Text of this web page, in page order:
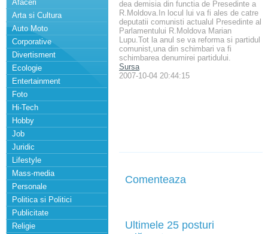
Afaceri
Arta si Cultura
Auto Moto
Corporative
Divertisment
Ecologie
Entertainment
Foto
Hi-Tech
Hobby
Job
Juridic
Lifestyle
Mass-media
Personale
Politica si Politici
Publicitate
Religie
dea demisia din functia de Presedinte a
R.Moldova.In locul lui va fi ales de catre
deputatii comunisti actualul Presedinte al
Parlamentului R.Moldova Marian
Lupu.Tot la anul se va reforma si partidul
comunist,una din schimbari va fi
schimbarea denumirei partidului.
Sursa
2007-10-04 20:44:15
Comenteaza
Ultimele 25 posturi